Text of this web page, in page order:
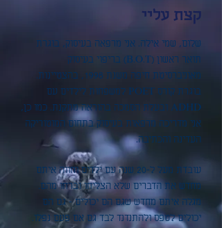
קצת עליי
שלום, שמי אילה. אני מרפאה בעיסוק, בוגרת
תואר ראשון (B.O.T) בריפוי בעיסוק
מאוניברסיטת חיפה משנת 1998, בהצטיינות.
בוגרת קורס POET למשפחות לילדים עם
ADHD ובעלת הסמכה בהוראה מתקנת. כמו כן,
אני מדריכה מרפאות בעיסוק בתחום המוטוריקה
העדינה והכתיבה.
עובדת מעל ל-20 שנה עם ילדים וחווה איתם
מחדש את הדברים שלא הצליחו וברחו מהם.
מגלה איתם מחדש שגם הם יכולים - גם הם
יכולים לטפס ולהתנדנד לבד גם אם פעם נפלו.